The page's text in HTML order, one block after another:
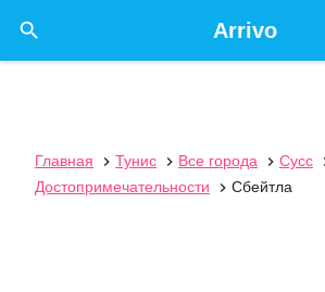
Arrivo

Главная  Тунис  Все города  Сусс
Достопримечательности
 Сбейтла